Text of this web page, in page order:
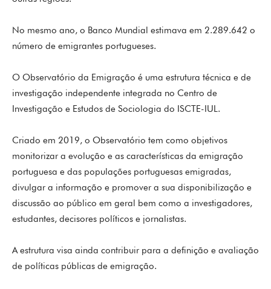
No mesmo ano, o Banco Mundial estimava em 2.289.642 o
número de emigrantes portugueses.
O Observatório da Emigração é uma estrutura técnica e de
investigação independente integrada no Centro de
Investigação e Estudos de Sociologia do ISCTE-IUL.
Criado em 2019, o Observatório tem como objetivos
monitorizar a evolução e as características da emigração
portuguesa e das populações portuguesas emigradas,
divulgar a informação e promover a sua disponibilização e
discussão ao público em geral bem como a investigadores,
estudantes, decisores políticos e jornalistas.
A estrutura visa ainda contribuir para a definição e avaliação
de políticas públicas de emigração.